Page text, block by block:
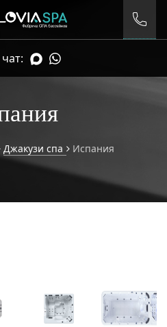
Джакузи спа Испания